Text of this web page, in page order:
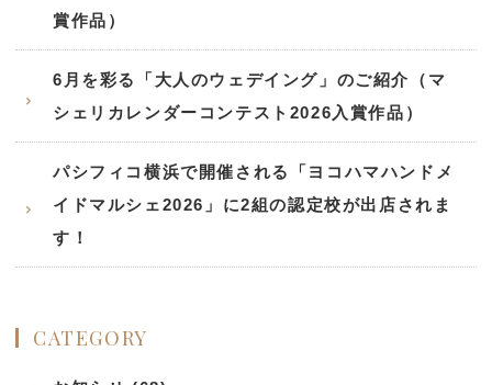
賞作品）
6月を彩る「大人のウェデイング」のご紹介（マ
シェリカレンダーコンテスト2026入賞作品）
パシフィコ横浜で開催される「ヨコハマハンドメ
イドマルシェ2026」に2組の認定校が出店されま
す！
CATEGORY